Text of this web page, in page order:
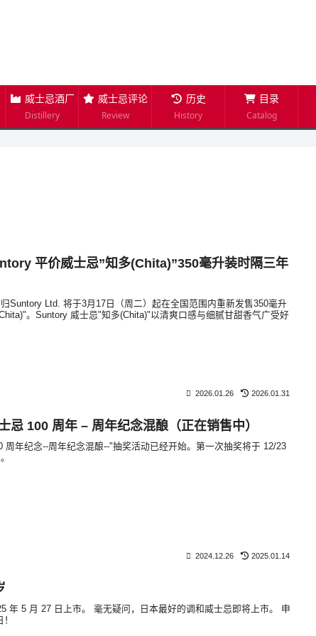
威士忌酒厂
Distillery
威士忌评论
Review
历史
History
目录
Catalog
平价威士忌”知多(Chita)”350毫升装时隔三年
Suntory Ltd. 将于3月17日（周二）起在全国范围内重新发售350毫升
。Suntory 威士忌"知多(Chita)"以清爽口感与细腻甘甜香气广受好
2026.01.26 2026.01.31
忌 100 周年 – 周年纪念混酿（正在销售中）
周年纪念--周年纪念混酿--"抽奖活动已经开始。第一次抽奖将于 12/23
2024.12.26 2025.01.14
年 5 月 27 日上市。 毫无疑问，日本最好的调和威士忌即将上市。 申